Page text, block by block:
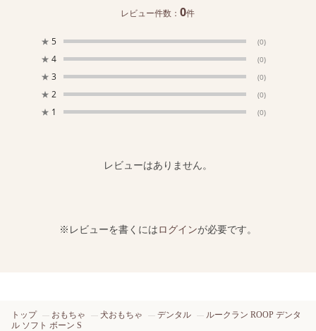
レビュー件数：0件
★ 5 (0)
★ 4 (0)
★ 3 (0)
★ 2 (0)
★ 1 (0)
レビューはありません。
※レビューを書くにはログインが必要です。
トップ おもちゃ 犬おもちゃ デンタル
ルークラン ROOP デンタ
ル ソフト ボーン S